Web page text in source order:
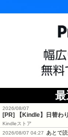
2026/08/07
[PR] 【Kindle】日替わ
Kindleストア
2026/08/07 04:27
あとで